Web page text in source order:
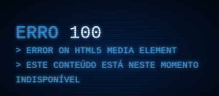
ERRO 100
ERROR ON HTML5 MEDIA ELEMENT
ESTE CONTEÚDO ESTÁ NESTE MOMENTO
INDISPONÍVEL